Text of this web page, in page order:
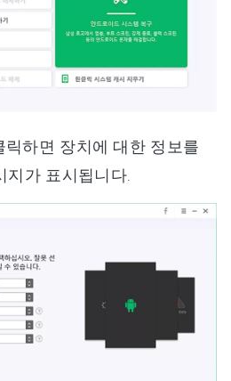
릭하면 장치에 대한 정보를
지가 표시됩니다.